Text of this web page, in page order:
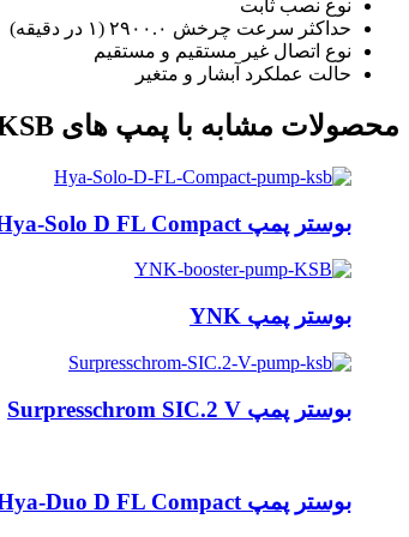
نوع نصب ثابت
حداکثر سرعت چرخش ۲۹۰۰.۰ (۱ در دقیقه)
نوع اتصال غیر مستقیم و مستقیم
حالت عملکرد آبشار و متغیر
محصولات مشابه با پمپ های KSB
بوستر پمپ Hya-Solo D FL Compact
بوستر پمپ YNK
بوستر پمپ Surpresschrom SIC.2 V
بوستر پمپ Hya-Duo D FL Compact